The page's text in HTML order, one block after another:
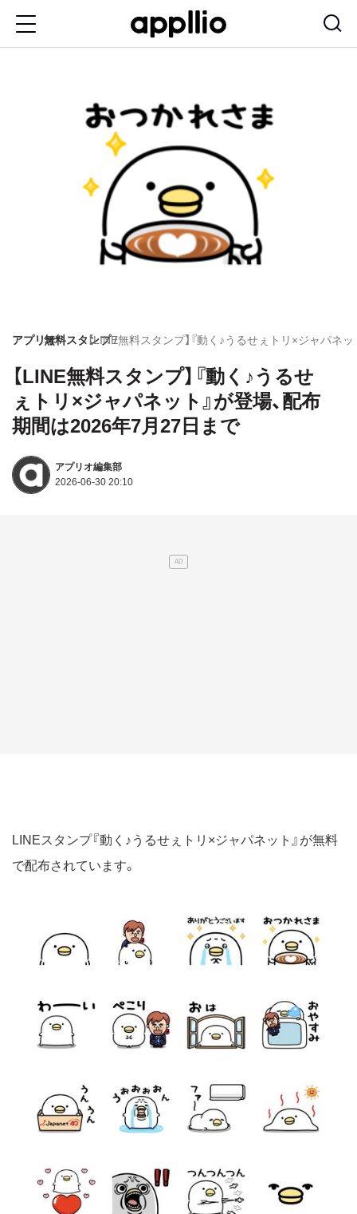
アプリオ無料スタンプ【LINE無料スタンプ】『動く♪うるせぇトリ×ジャパネ
【LINE無料スタンプ】『動く♪うるせ
ぇトリ×ジャパネット』が登場、配布
期間は2026年7月27日まで
アプリオ編集部
2026-06-30 20:10
LINEスタンプ『動く♪うるせぇトリ×ジャパネット』が無料
で配布されています。